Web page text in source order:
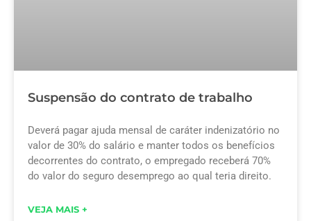
Suspensão do contrato de trabalho
Deverá pagar ajuda mensal de caráter indenizatório no
valor de 30% do salário e manter todos os benefícios
decorrentes do contrato, o empregado receberá 70%
do valor do seguro desemprego ao qual teria direito.
VEJA MAIS +